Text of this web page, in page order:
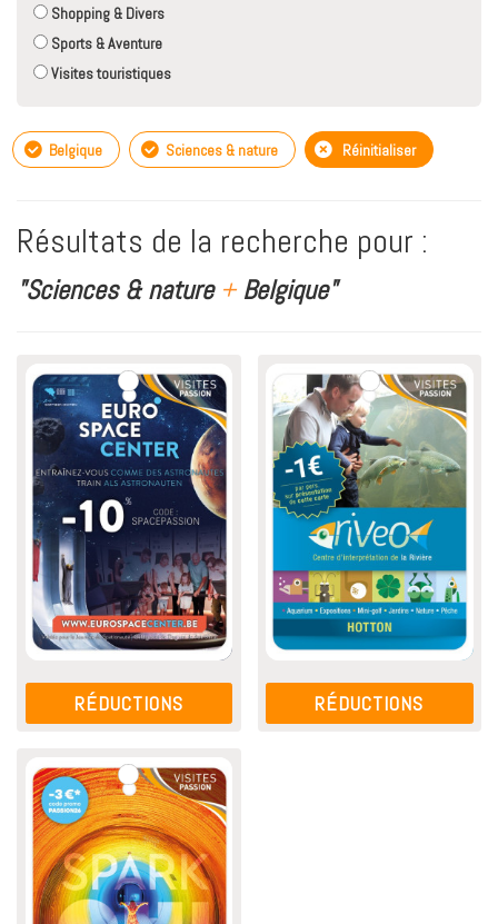
Shopping & Divers
Sports & Aventure
Visites touristiques
Belgique Sciences & nature Réinitialiser
Résultats de la recherche pour :
"Sciences & nature +Belgique"
RÉDUCTIONS RÉDUCTIONS